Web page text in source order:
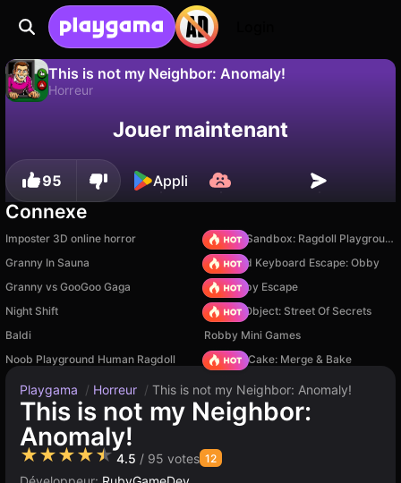
This is not my Neighbor: Anomaly!
Horreur
progression !
Non Enregistrer
Jouer maintenant
95 Appli
Connexe
Imposter 3D online horror
Sprunki Sandbox: Ragdoll Playground Mode
Granny In Sauna
+1 Speed Keyboard Escape: Obby
Granny vs GooGoo Gaga
Your Obby Escape
Night Shift
Hidden Object: Street Of Secrets
Baldi
Robby Mini Games
Noob Playground Human Ragdoll
Piece of Cake: Merge & Bake
Playgama / Horreur / This is not my Neighbor: Anomaly!
This is not my Neighbor:
Anomaly!
★★★★★4.5 / 95 votes 12